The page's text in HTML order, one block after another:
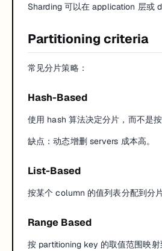
Sharding 可以在 application 层或
Partitioning criteria
常见分片策略：
Hash-Based
使用 hash 算法决定分片，而不是按
缺点：动态增删 servers 成本高。
List-Based
按某个 column 的值列表分配到分
Range Based
按 partitioning key 的取值范围映